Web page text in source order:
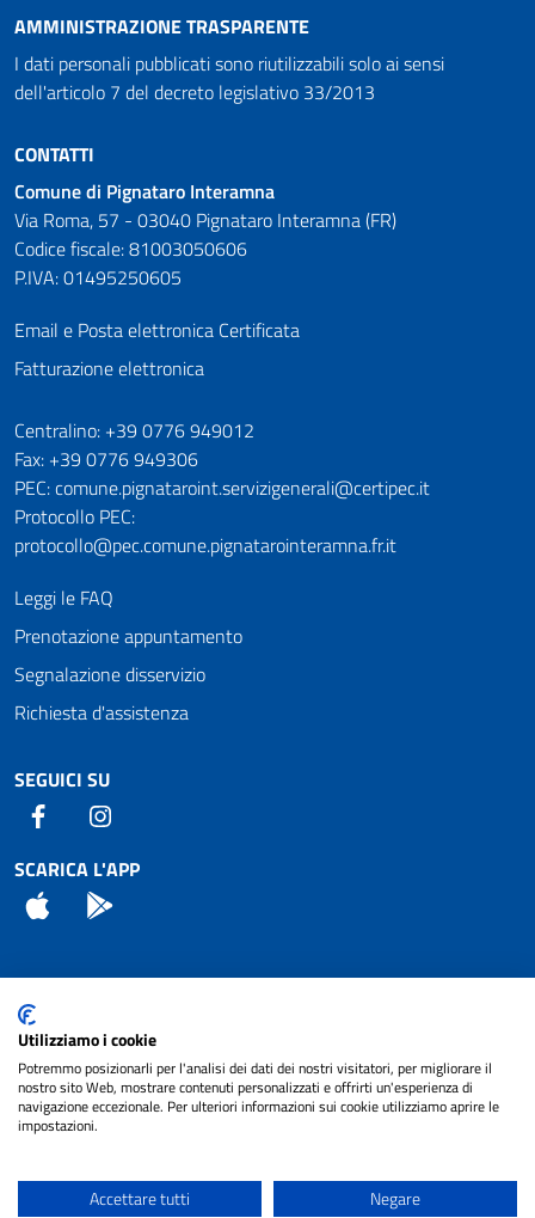
AMMINISTRAZIONE TRASPARENTE
I dati personali pubblicati sono riutilizzabili solo ai sensi
dell'articolo 7 del decreto legislativo 33/2013
CONTATTI
Comune di Pignataro Interamna
Via Roma, 57 - 03040 Pignataro Interamna (FR)
Codice fiscale: 81003050606
P.IVA: 01495250605
Email e Posta elettronica Certificata
Fatturazione elettronica
Numeri utili
Centralino: +39 0776 949012
Fax: +39 0776 949306
PEC: comune.pignataroint.servizigenerali@certipec.it
Protocollo PEC:
protocollo@pec.comune.pignatarointeramna.fr.it
Leggi le FAQ
Prenotazione appuntamento
Segnalazione disservizio
Richiesta d'assistenza
SEGUICI SU
Facebook
SCARICA L'APP
App Store
Attuazione Misure PNRR
Piano di miglioramento del sito
Note legali
cura diNET SMART
Utilizziamo i cookie
Potremmo posizionarli per l'analisi dei dati dei nostri visitatori, per migliorare il
nostro sito Web, mostrare contenuti personalizzati e offrirti un'esperienza di
navigazione eccezionale. Per ulteriori informazioni sui cookie utilizziamo aprire le
impostazioni.
Accettare tutti Negare